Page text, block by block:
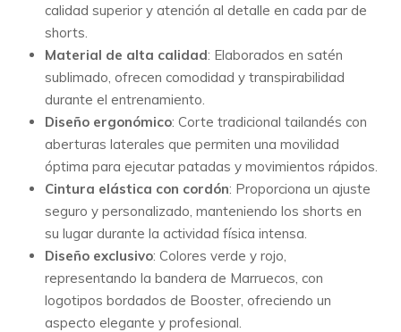
calidad superior y atención al detalle en cada par de
shorts.
Material de alta calidad: Elaborados en satén
sublimado, ofrecen comodidad y transpirabilidad
durante el entrenamiento.
Diseño ergonómico: Corte tradicional tailandés con
aberturas laterales que permiten una movilidad
óptima para ejecutar patadas y movimientos rápidos.
Cintura elástica con cordón: Proporciona un ajuste
seguro y personalizado, manteniendo los shorts en
su lugar durante la actividad física intensa.
Diseño exclusivo: Colores verde y rojo,
representando la bandera de Marruecos, con
logotipos bordados de Booster, ofreciendo un
aspecto elegante y profesional.